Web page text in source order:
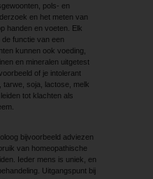
pols- en
en het meten van
handen en voeten. Elk
functie van een
kunnen ook voeding,
en mineralen uitgetest
of je intolerant
tarwe, soja, lactose, melk
tot klachten als
bijvoorbeeld adviezen
van homeopathische
Ieder mens is uniek, en
Uitgangspunt bij